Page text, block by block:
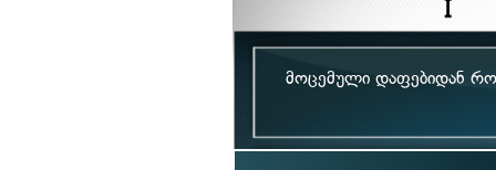
მოცემული დაფებიდან